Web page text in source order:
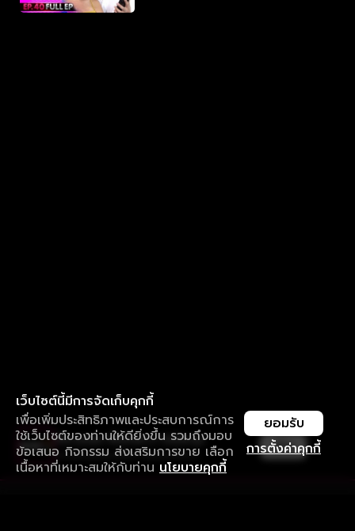
เว็บไซต์นี้มีการจัดเก็บคุกกี้
เพื่อเพิ่มประสิทธิภาพและประสบการณ์การ
ใช้เว็บไซต์ของท่านให้ดียิ่งขึ้น รวมถึงมอบ
ข้อเสนอ กิจกรรม ส่งเสริมการขาย เลือก
เนื้อหาที่เหมาะสมให้กับท่าน นโยบายคุกกี้
การตั้งค่าคุกกี้
ยอมรับ
ใช้งานแอป ลื่นไหลกว่า ไม่มีสะดุด
ดาวน์โหลดแอปเพื่อการรับชมที่ดีกว่า เปิด